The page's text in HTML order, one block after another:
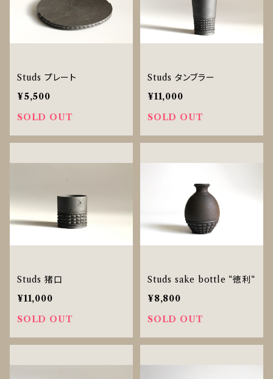
Studs プレート
¥5,500
SOLD OUT
Studs タンブラー
¥11,000
SOLD OUT
Studs 猪口
¥11,000
SOLD OUT
Studs sake bottle “徳利“
¥8,800
SOLD OUT